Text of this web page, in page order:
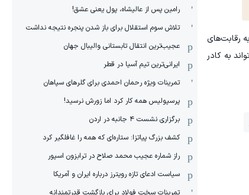
به رقابت‌های
به کادر
رامین پس از عالیشاه، پول یعنی عشق!
تلاش سوم استقلال برای باز شدن پنجره نتیجه نداشت
عجیب‌ترین انتقال تابستانی والیبال جهان
ایرانی‌ترین تیم آسیا در قطر
تمرینات ویژه رحمان احمدی برای گلرهای سپاهان
پرسپولیس همه کار کرد اما زورش نرسید!
برگزاری نشست ۴ جانبه در اردن
کشف بزرگ پیاتزا: ستاره‌ای که همه را غافلگیر کرد
راز شماره عجیب محمد صلاح در ترابزون اسپور
سیاست ادعای تازه رویترز درباره ایران و آمریکا
تمرینات سخت فولاد برای بازگشت قدرتمندانه